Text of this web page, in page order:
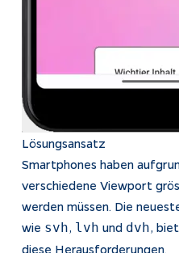
Lösungsansatz
Smartphones haben
verschiedene Viewport
werden müssen. Die
wie svh, lvh und dvh,
diese Herausforderungen.